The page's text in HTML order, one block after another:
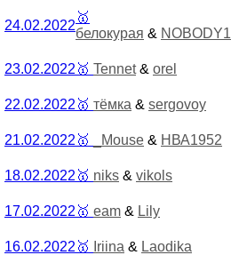
24.02.2022
🥇
белокурая & NOBODY1
23.02.2022 🥇 Tennet& orel
22.02.2022 🥇 тёмка & sergovoy
21.02.2022 🥇 _Mouse & НВА1952
18.02.2022 🥇 niks & vikols
17.02.2022 🥇 eam & Lily
16.02.2022 🥇 Iriina & Laodika